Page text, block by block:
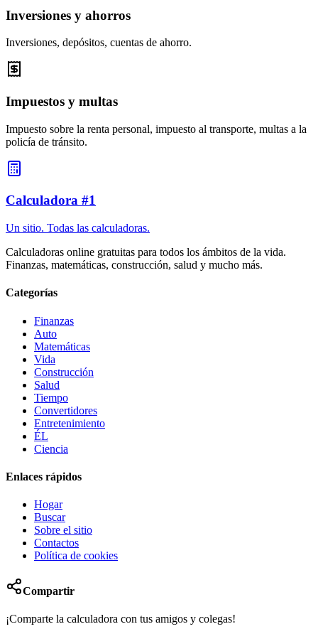
Inversiones y ahorros
Inversiones, depósitos, cuentas de ahorro.
Impuestos y multas
Impuesto sobre la renta personal, impuesto al transporte, multas a la
policía de tránsito.
Calculadora #1
Un sitio. Todas las calculadoras.
Calculadoras online gratuitas para todos los ámbitos de la vida.
Finanzas, matemáticas, construcción, salud y mucho más.
Categorías
Finanzas
Auto
Matemáticas
Vida
Construcción
Salud
Tiempo
Convertidores
Entretenimiento
ÉL
Ciencia
Enlaces rápidos
Hogar
Buscar
Sobre el sitio
Contactos
Política de cookies
Compartir
¡Comparte la calculadora con tus amigos y colegas!